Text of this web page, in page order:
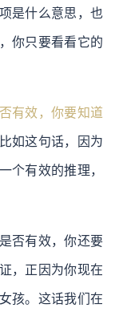
是什么意思，也
你只要看看它的
有效，你要知道
比如这句话，因为
个有效的推理，
否有效，你还要
，正因为你现在
孩。这话我们在